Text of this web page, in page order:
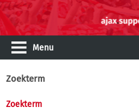
Menu
Zoekterm
Zoekterm